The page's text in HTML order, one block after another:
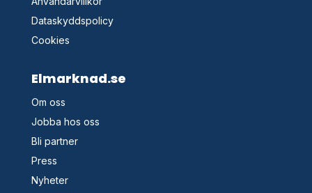
Dataskyddspolicy
Cookies
Elmarknad.se
Om oss
Jobba hos oss
Bli partner
Press
Nyheter